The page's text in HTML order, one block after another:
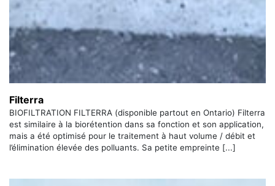
Filterra
BIOFILTRATION FILTERRA (disponible partout en Ontario) Filterra
est similaire à la biorétention dans sa fonction et son application,
mais a été optimisé pour le traitement à haut volume / débit et
l’élimination élevée des polluants. Sa petite empreinte [...]